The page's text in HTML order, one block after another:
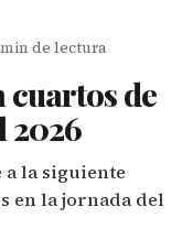
min de lectura
cuartos de
2026
a la siguiente
en la jornada del